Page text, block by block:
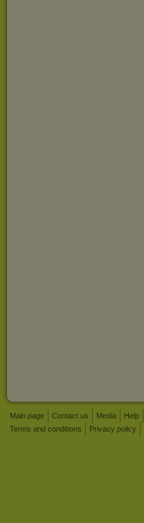
Main page Contact us Media Help
Terms and conditions
Privacy policy